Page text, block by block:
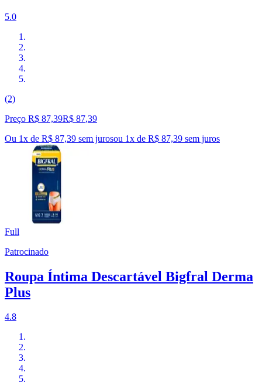
5.0
(2)
Preço R$ 87,39R$ 87,39
Ou 1x de R$ 87,39 sem jurosou 1x de R$ 87,39 sem juros
Full
Patrocinado
Roupa Íntima Descartável Bigfral Derma
Plus
4.8